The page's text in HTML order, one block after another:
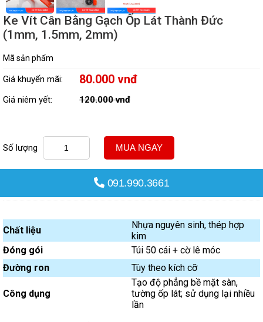
Ke Vít Cân Bằng Gạch Ốp Lát Thành Đức
(1mm, 1.5mm, 2mm)
Mã sản phẩm
Giá khuyến mãi: 80.000 vnđ
Giá niêm yết: 120.000 vnđ
Số lượng MUA NGAY
091.990.3661
Chất liệu
Nhựa nguyên sinh, thép hợp
kim
Đóng gói
Túi 50 cái + cờ lê móc
Đường ron
Tùy theo kích cỡ
Công dụng
Tạo độ phẳng bề mặt sàn,
tường ốp lát; sử dụng lại nhiều
lần